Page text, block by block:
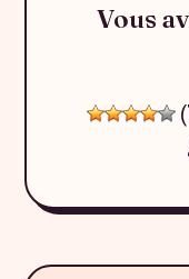
Vous
(